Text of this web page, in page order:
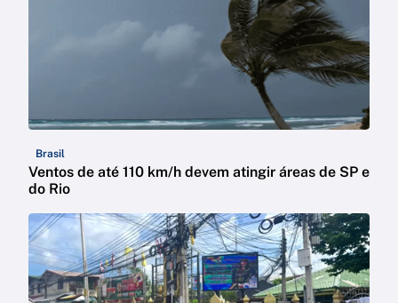
Brasil
Ventos de até 110 km/h devem atingir áreas de SP e
do Rio